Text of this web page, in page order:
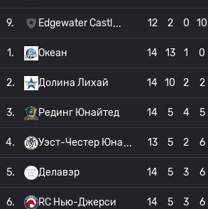
9. Edgewater Castl 12 2 0 10
1. Океан 14 13 1 0
2. Долина Лихай 14 10 2 2
3. Рединг Юнайтед 14 5 4 5
4. Уэст-Честер Юна 13 5 2 6
5. Делавэр 14 5 3 6
6. RC Нью-Джерси 14 5 3 6